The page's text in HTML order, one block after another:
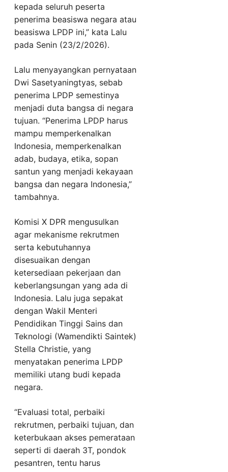
kepada seluruh peserta
penerima beasiswa negara atau
beasiswa LPDP ini,” kata Lalu
pada Senin (23/2/2026).
Lalu menyayangkan pernyataan
Dwi Sasetyaningtyas, sebab
penerima LPDP semestinya
menjadi duta bangsa di negara
tujuan. “Penerima LPDP harus
mampu memperkenalkan
Indonesia, memperkenalkan
adab, budaya, etika, sopan
santun yang menjadi kekayaan
bangsa dan negara Indonesia,”
tambahnya.
Komisi X DPR mengusulkan
agar mekanisme rekrutmen
serta kebutuhannya
disesuaikan dengan
ketersediaan pekerjaan dan
keberlangsungan yang ada di
Indonesia. Lalu juga sepakat
dengan Wakil Menteri
Pendidikan Tinggi Sains dan
Teknologi (Wamendikti Saintek)
Stella Christie, yang
menyatakan penerima LPDP
memiliki utang budi kepada
negara.
“Evaluasi total, perbaiki
rekrutmen, perbaiki tujuan, dan
keterbukaan akses pemerataan
seperti di daerah 3T, pondok
pesantren, tentu harus